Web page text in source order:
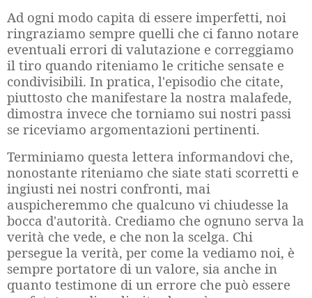
Ad ogni modo capita di essere imperfetti, noi
ringraziamo sempre quelli che ci fanno notare
eventuali errori di valutazione e correggiamo
il tiro quando riteniamo le critiche sensate e
condivisibili. In pratica, l'episodio che citate,
piuttosto che manifestare la nostra malafede,
dimostra invece che torniamo sui nostri passi
se riceviamo argomentazioni pertinenti.
Terminiamo questa lettera informandovi che,
nonostante riteniamo che siate stati scorretti e
ingiusti nei nostri confronti, mai
auspicheremmo che qualcuno vi chiudesse la
bocca d'autorità. Crediamo che ognuno serva la
verità che vede, e che non la scelga. Chi
persegue la verità, per come la vediamo noi, è
sempre portatore di un valore, sia anche in
quanto testimone di un errore che può essere